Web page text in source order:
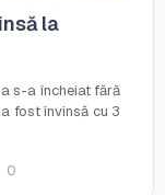
la
s-a încheiat fără
fost învinsă cu 3
0